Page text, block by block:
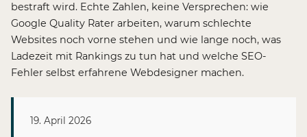
bestraft wird. Echte Zahlen, keine Versprechen: wie
Google Quality Rater arbeiten, warum schlechte
Websites noch vorne stehen und wie lange noch, was
Ladezeit mit Rankings zu tun hat und welche SEO-
Fehler selbst erfahrene Webdesigner machen.
19. April 2026